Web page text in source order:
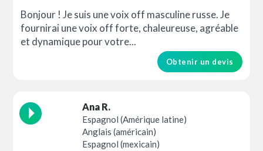
Bonjour ! Je suis une voix off masculine russe. Je
fournirai une voix off forte, chaleureuse, agréable
et dynamique pour votre...
Obtenir un devis
Ana R.
Espagnol (Amérique latine)
Anglais (américain)
Espagnol (mexicain)